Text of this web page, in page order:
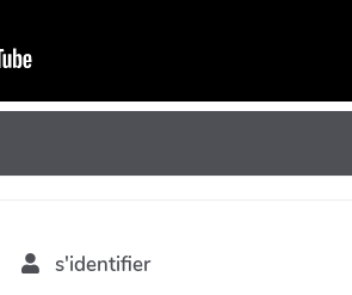
s'identifier